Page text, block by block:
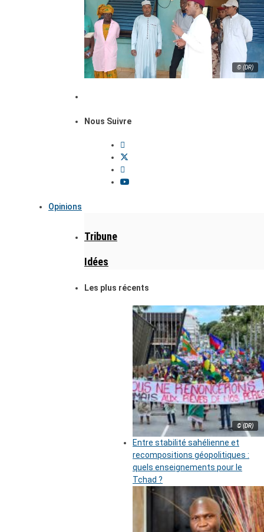
© (DR)
Nous Suivre
Opinions
Tribune
Idées
Les plus récents
© (DR)
Entre stabilité sahélienne et
recompositions géopolitiques :
quels enseignements pour le
Tchad ?